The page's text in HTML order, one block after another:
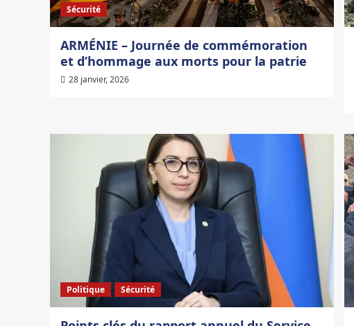
Sécurité
ARMÉNIE – Journée de commémoration
et d’hommage aux morts pour la patrie
28 janvier, 2026
Politique Sécurité